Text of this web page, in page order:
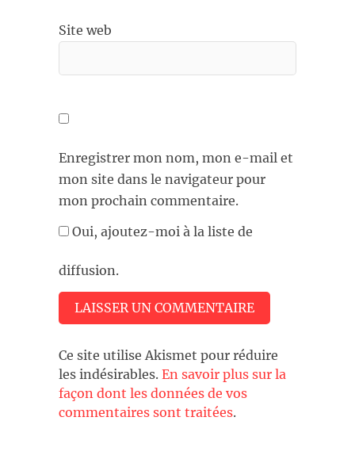
Site web
Enregistrer mon nom, mon e-mail et
mon site dans le navigateur pour
mon prochain commentaire.
Oui, ajoutez-moi à la liste de
diffusion.
Ce site utilise Akismet pour réduire
les indésirables. En savoir plus sur la
façon dont les données de vos
commentaires sont traitées.